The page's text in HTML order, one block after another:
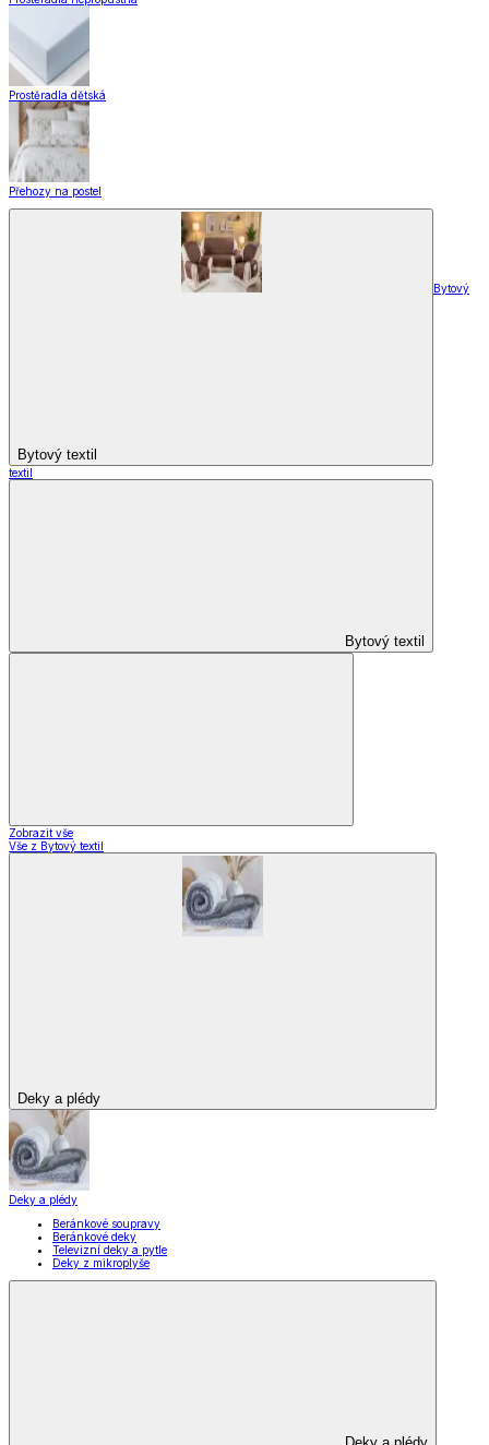
Prostěradla dětská
Přehozy na postel
Bytový textil
Bytový
textil
Bytový textil
Zobrazit vše
Vše z Bytový textil
Deky a plédy
Deky a plédy
Beránkové soupravy
Beránkové deky
Televizní deky a pytle
Deky z mikroplyše